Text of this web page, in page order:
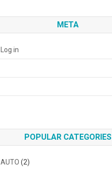
META
Log in
POPULAR CATEGORIES
AUTO (2)